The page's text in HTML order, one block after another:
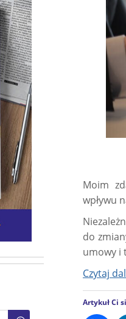
Moim
wpływu
do
umowy i
Czytaj
Artykuł Ci